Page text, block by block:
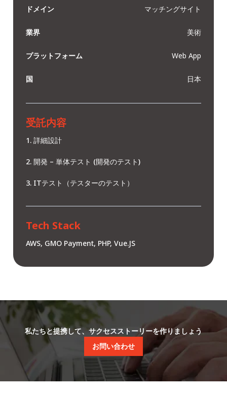
ドメイン マッチングサイト
業界 美術
プラットフォーム Web App
国 日本
受託内容
詳細設計
開発 – 単体テスト (開発のテスト)
ITテスト（テスターのテスト）
Tech Stack
AWS, GMO Payment, PHP, Vue.JS
私たちと提携して、サクセスストーリーを作りましょう
お問い合わせ